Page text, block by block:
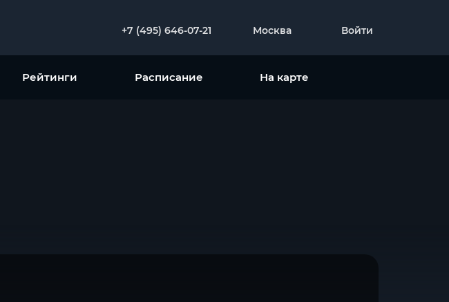
+7 (495) 646-07-21 Москва Войти
Рейтинги Расписание На карте